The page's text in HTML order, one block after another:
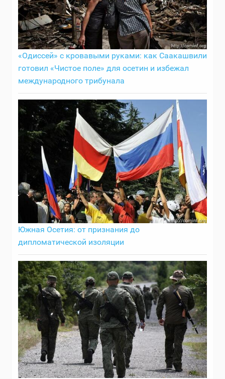
«Одиссей» с кровавыми руками: как Саакашвили
готовил «Чистое поле» для осетин и избежал
международного трибунала
Южная Осетия: от признания до
дипломатической изоляции